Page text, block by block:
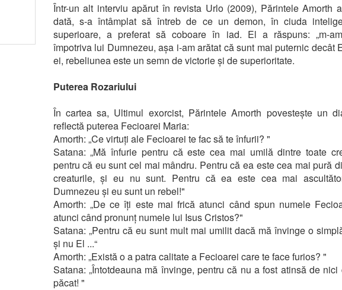
Într-un alt interviu apărut în revista Urlo (2009), Părintele Amorth
dată, s-a întâmplat să întreb de ce un demon, în ciuda
superioare, a preferat să coboare în iad. El a răspuns: „m-
împotriva lui Dumnezeu, așa i-am arătat că sunt mai puternic decât
ei, rebeliunea este un semn de victorie și de superioritate.
Puterea Rozariului
În cartea sa, Ultimul exorcist, Părintele Amorth povestește un
reflectă puterea Fecioarei Maria:
Amorth: „Ce virtuți ale Fecioarei te fac să te înfurii? "
Satana: „Mă înfurie pentru că este cea mai umilă dintre toate
pentru că eu sunt cel mai mândru. Pentru că ea este cea mai pură
creaturile, și eu nu sunt. Pentru că ea este cea mai
Dumnezeu și eu sunt un rebel!"
Amorth: „De ce îți este mai frică atunci când spun numele
atunci când pronunț numele lui Isus Cristos?"
Satana: „Pentru că eu sunt mult mai umilit dacă mă învinge o
și nu El ...“
Amorth: „Există o a patra calitate a Fecioarei care te face furios? "
Satana: „Întotdeauna mă învinge, pentru că nu a fost atinsă de
păcat! "